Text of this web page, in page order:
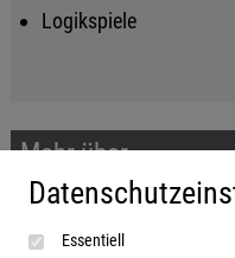
Logikspiele
Mehr über...
Impressum
AGBEssentiell